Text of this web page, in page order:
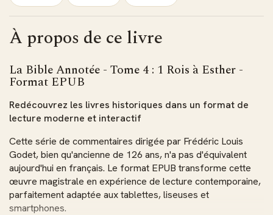
À propos de ce livre
La Bible Annotée - Tome 4 : 1 Rois à Esther -
Format EPUB
Redécouvrez les livres historiques dans un format de
lecture moderne et interactif
Cette série de commentaires dirigée par Frédéric Louis
Godet, bien qu'ancienne de 126 ans, n'a pas d'équivalent
aujourd'hui en français. Le format EPUB transforme cette
œuvre magistrale en expérience de lecture contemporaine,
parfaitement adaptée aux tablettes, liseuses et
smartphones.